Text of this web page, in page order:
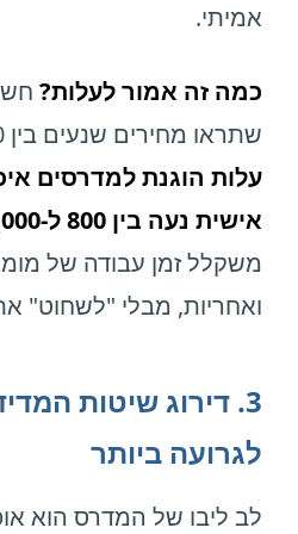
אמיתי.
כמה זה אמור לעלות?
שתראו מחירים שנעים בין 100 ש"ח ל-4,000 ש"ח,
עלות הוגנת למדרסים
אישית נעה בין 800 ל-2,000 ש"ח.
משקלל זמן עבודה של
ואחריות, מבלי "לשחוט"
3. דירוג שיטות
לגרועה ביותר
לב ליבו של המדרס הוא